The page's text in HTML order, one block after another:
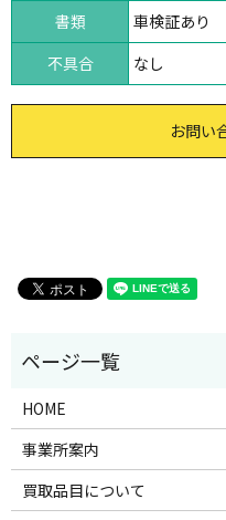
書類
車検証あり
不具合
なし
お問い
HOME
事業所案内
買取品目について